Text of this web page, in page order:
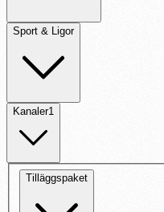
Sport & Ligor
Kanaler1
Tilläggspaket